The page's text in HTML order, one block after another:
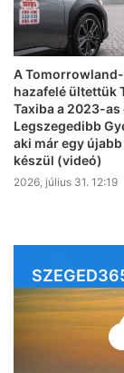
A
hazafelé ültettük
Taxiba a 2023-as
Legszegedibb
aki már egy
készül (videó)
2026, július 31. 12:19